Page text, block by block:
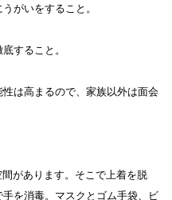
がいをすること。
すること。
は高まるので、家族以外は面会
があります。そこで上着を脱
を消毒。マスクとゴム手袋、ビ